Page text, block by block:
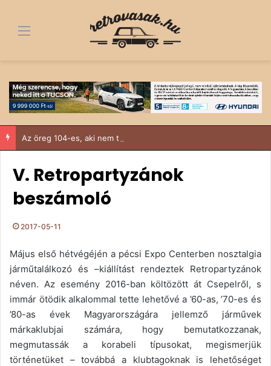
Menü
Az öreg 104-es, aki nem tudott nemet mondani
V. Retropartyzánok
beszámoló
2017-05-11
Május első hétvégéjén a pécsi Expo Centerben nosztalgia
járműtalálkozó és –kiállítást rendeztek Retropartyzánok
néven. Az esemény 2016-ban költözött át Csepelről, s
immár ötödik alkalommal tette lehetővé a ’60-as, ’70-es és
’80-as évek Magyarországára jellemző járművek
márkaklubjai számára, hogy bemutatkozzanak,
megmutassák a korabeli típusokat, megismerjük
történetüket – továbbá a klubtagoknak is lehetőséget